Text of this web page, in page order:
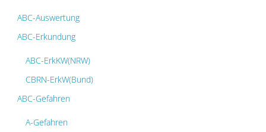
ABC-Auswertung
ABC-Erkundung
ABC-ErkKW(NRW)
CBRN-ErkW(Bund)
ABC-Gefahren
A-Gefahren